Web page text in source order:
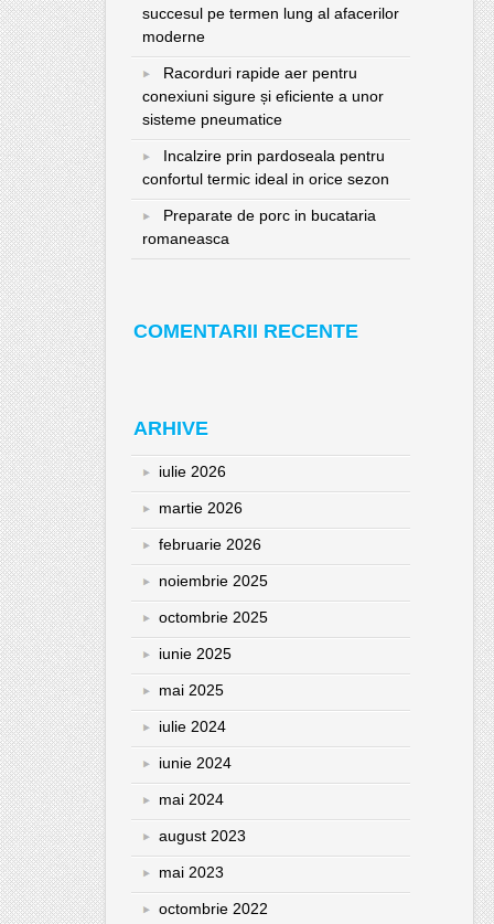
succesul pe termen lung al afacerilor
moderne
Racorduri rapide aer pentru
conexiuni sigure și eficiente a unor
sisteme pneumatice
Incalzire prin pardoseala pentru
confortul termic ideal in orice sezon
Preparate de porc in bucataria
romaneasca
COMENTARII RECENTE
ARHIVE
iulie 2026
martie 2026
februarie 2026
noiembrie 2025
octombrie 2025
iunie 2025
mai 2025
iulie 2024
iunie 2024
mai 2024
august 2023
mai 2023
octombrie 2022